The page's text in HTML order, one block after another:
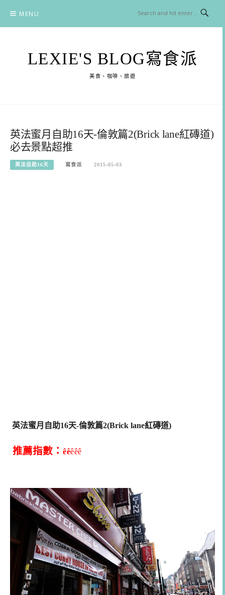
content
MENU
LEXIE'S BLOG寫食派
美食、咖啡、旅遊
英法蜜月自助16天-倫敦篇2(Brick lane紅磚道)
必去景點超推
英法自助16天 寫食派 2015-05-03
英法蜜月自助16天-倫敦篇2(Brick lane紅磚道)
推薦指數： êêêêê